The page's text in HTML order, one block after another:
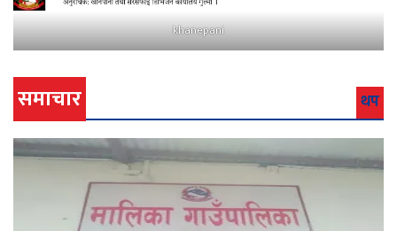
khanepani
समाचार थप